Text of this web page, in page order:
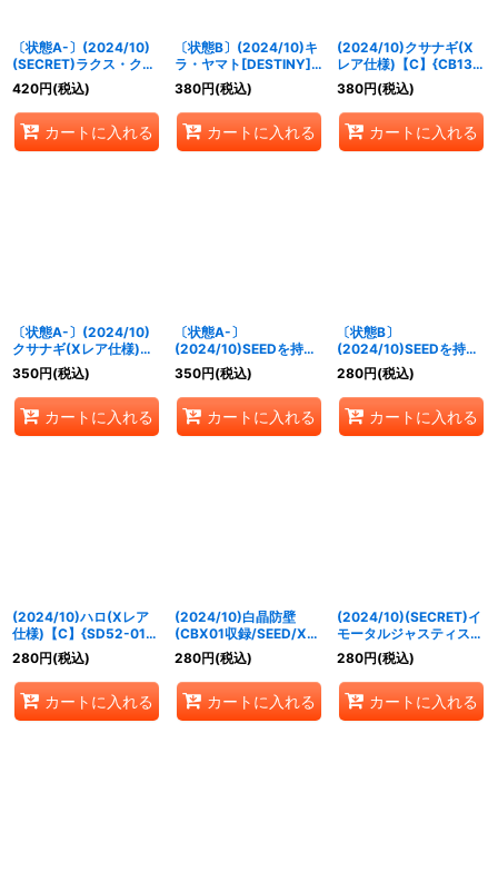
〔状態A-〕(2024/10)
(SECRET)ラクス・クラ
イン[C.E.75]【M-
SEC】{CBX01-012}
《白》
420円(税込)
カートに入れる
〔状態B〕(2024/10)キ
ラ・ヤマト[DESTINY]
(Xレア仕様)【R】
{CB27-015}《白》
380円(税込)
カートに入れる
(2024/10)クサナギ(X
レア仕様)【C】{CB13-
071}《白》
380円(税込)
カートに入れる
〔状態A-〕(2024/10)
クサナギ(Xレア仕様)
【C】{CB13-071}
《白》
350円(税込)
カートに入れる
〔状態A-〕
(2024/10)SEEDを持つ
者(Xレア仕様)【C】
{CB13-076}《白》
350円(税込)
カートに入れる
〔状態B〕
(2024/10)SEEDを持つ
者(Xレア仕様)【C】
{CB13-076}《白》
280円(税込)
カートに入れる
(2024/10)ハロ(Xレア
仕様)【C】{SD52-013}
《白》
280円(税込)
カートに入れる
(2024/10)白晶防壁
(CBX01収録/SEED/Xレ
ア仕様)【C】{BS52-
RV008}《白》
280円(税込)
カートに入れる
(2024/10)(SECRET)イ
モータルジャスティスガ
ンダム【R-SEC】
{CBX01-003}《白》
280円(税込)
カートに入れる